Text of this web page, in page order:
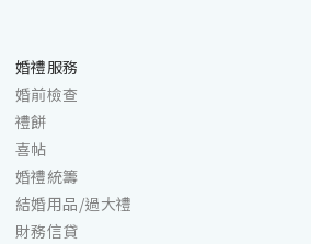
婚禮服務
婚前檢查
禮餅
喜帖
婚禮統籌
結婚用品/過大禮
財務信貸